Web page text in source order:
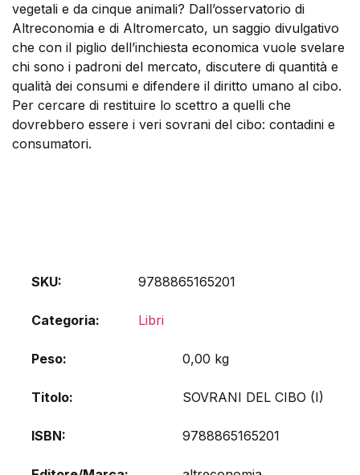
vegetali e da cinque animali? Dall’osservatorio di
Altreconomia e di Altromercato, un saggio divulgativo
che con il piglio dell’inchiesta economica vuole svelare
chi sono i padroni del mercato, discutere di quantità e
qualità dei consumi e difendere il diritto umano al cibo.
Per cercare di restituire lo scettro a quelli che
dovrebbero essere i veri sovrani del cibo: contadini e
consumatori.
SKU: 9788865165201
Categoria: Libri
Peso 0,00 kg
Titolo SOVRANI DEL CIBO (I)
ISBN 9788865165201